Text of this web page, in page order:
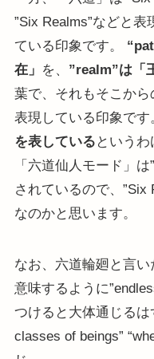
”Six Realms”などと
ている印象です。
在」 を、 ”realm”は「
葉で、それもそこか
表現している印象です
を表している という
「六道仙人モード」
されているので、”Six
なのかと思います。
なお、六道輪廻と言
意味するように
つけると大体通じる
classes of beings”